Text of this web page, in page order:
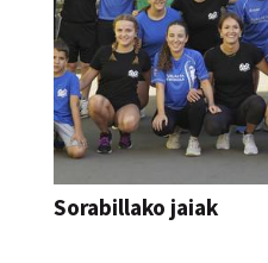
Sorabillako jaiak